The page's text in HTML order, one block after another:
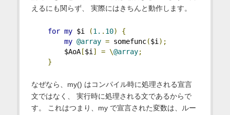
えるにも関らず、 実際にはきちんと動作します。
for my $i (1. . 10)
{
my @array = somefunc($i);
$AoA[$i] = \@array;
}
なぜなら、my() はコンパイル時に処理される宣言
文ではなく、 実行時に処理される文であるからで
す。 これはつまり、my で宣言された変数は、ルー